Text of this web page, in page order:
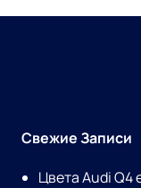
Свежие Записи
Цвета Audi Q4